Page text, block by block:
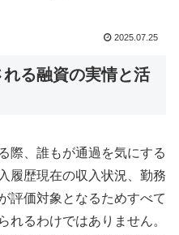
2025.07.25
る融資の実情と活
際、誰もが通過を気にする
履歴現在の収入状況、勤務
評価対象となるためすべて
れるわけではありません。